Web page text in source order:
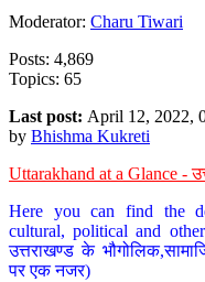
Moderator: Charu Tiwari
Posts: 4,869
Topics: 65
Last post: April 12, 2022,
by Bhishma Kukreti
Uttarakhand at a Glance -
Here you can find the
cultural, political and
उत्तराखण्ड के
पर एक नजर)